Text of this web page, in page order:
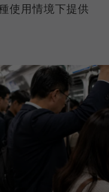
使用情境下提供